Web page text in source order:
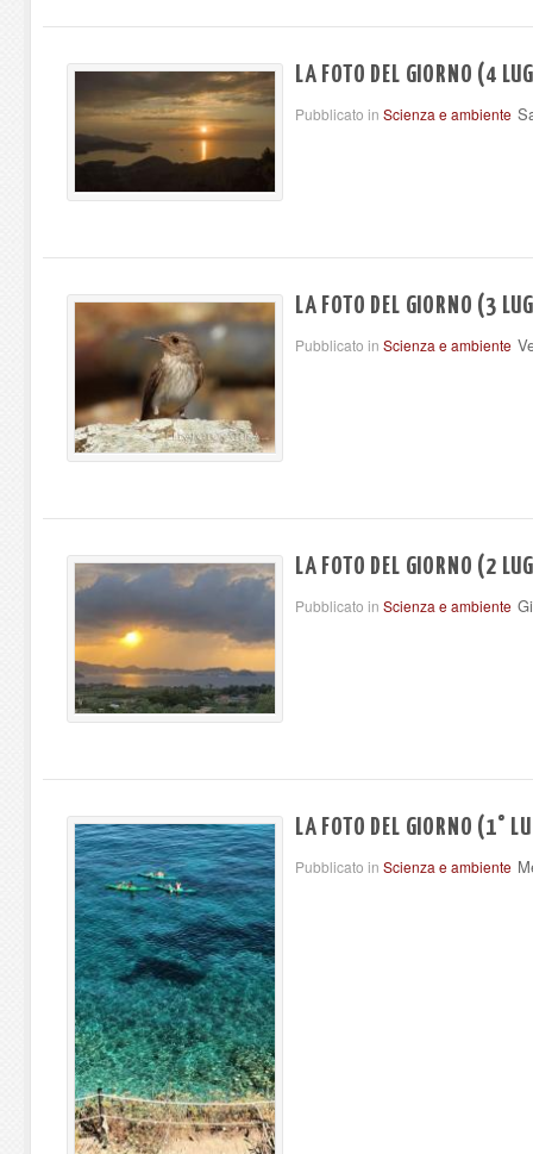
LA FOTO DEL GIORNO (4
Pubblicato in Scienza e ambiente
LA FOTO DEL GIORNO (3
Pubblicato in Scienza e ambiente
LA FOTO DEL GIORNO (2
Pubblicato in Scienza e ambiente
LA FOTO DEL GIORNO (1°
Pubblicato in Scienza e ambiente